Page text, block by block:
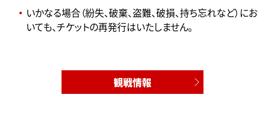
いかなる場合（紛失、破棄、盗難、破損、持ち忘れなど）にお
いても、チケットの再発行はいたしません。
観戦情報